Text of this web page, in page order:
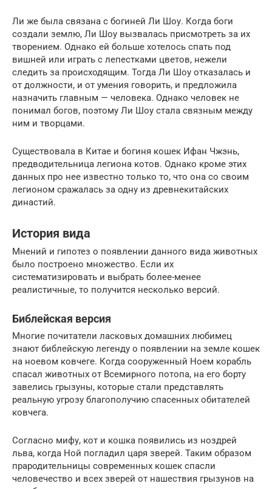
Ли же была связана с богиней Ли Шоу. Когда боги
создали землю, Ли Шоу вызвалась присмотреть за их
творением. Однако ей больше хотелось спать под
вишней или играть с лепестками цветов, нежели
следить за происходящим. Тогда Ли Шоу отказалась и
от должности, и от умения говорить, и предложила
назначить главным — человека. Однако человек не
понимал богов, поэтому Ли Шоу стала связным между
ним и творцами.
Существовала в Китае и богиня кошек Ифан Чжэнь,
предводительница легиона котов. Однако кроме этих
данных про нее известно только то, что она со своим
легионом сражалась за одну из древнекитайских
династий.
История вида
Мнений и гипотез о появлении данного вида животных
было построено множество. Если их
систематизировать и выбрать более-менее
реалистичные, то получится несколько версий.
Библейская версия
Многие почитатели ласковых домашних любимец
знают библейскую легенду о появлении на земле кошек
на ноевом ковчеге. Когда сооруженный Ноем корабль
спасал животных от Всемирного потопа, на его борту
завелись грызуны, которые стали представлять
реальную угрозу благополучию спасенных обитателей
ковчега.
Согласно мифу, кот и кошка появились из ноздрей
льва, когда Ной погладил царя зверей. Таким образом
прародительницы современных кошек спасли
человечество и всех зверей от нашествия грызунов на